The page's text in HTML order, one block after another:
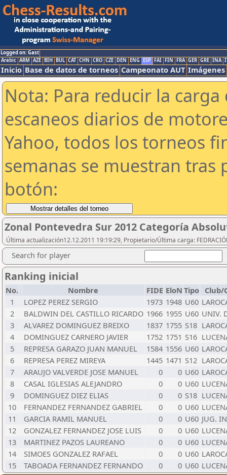
Logged on: Gast
Arabic ARM AZE BIH BUL CAT CHN CRO CZE DEN ENG ESP FAI FIN FRA GER GRE INA
Inicio Base de datos de torneos Campeonato AUT Imágenes
Nota: Para reducir la
escaneos diarios de
Yahoo, todos los torneos
semanas se muestran tras
botón:
Zonal Pontevedra Sur 2012 Categoría
Última actualización12.12.2011 19:19:29, Propietario/Última carga:
Search for player
Ranking inicial
No. Nombre FIDE EloN Tipo Club/
1
LOPEZ PEREZ SERGIO 1973 1948 U60
2
BALDWIN DEL CASTILLO RICARDO 1966 1955 U60 UNIV.
3
ALVAREZ DOMINGUEZ BREIXO 1837 1755 S18
4
DOMINGUEZ CARNERO JAVIER 1752 1751 S16
5
REPRESA GARAZO JUAN MANUEL 1584 1556 U60
6
REPRESA PEREZ MIREYA 1445 1471 S12
7
ARAUJO VALVERDE JOSE MANUEL 0 0 U60
8
CASAL IGLESIAS ALEJANDRO 0 0 U60
9
DOMINGUEZ DIEZ ELIAS 0 0 S18
10
FERNANDEZ FERNANDEZ GABRIEL 0 0 U60
11
GARCIA RAMIL MANUEL 0 0 U60 JUG.
12
GONZALEZ FERNANDEZ JOSE LUIS 0 0 U60
13
MARTINEZ PAZOS LAUREANO 0 0 U60
14
SIMOES GONZALEZ RAFAEL 0 0 U60
15
TABOADA FERNANDEZ FERNANDO 0 0 U60